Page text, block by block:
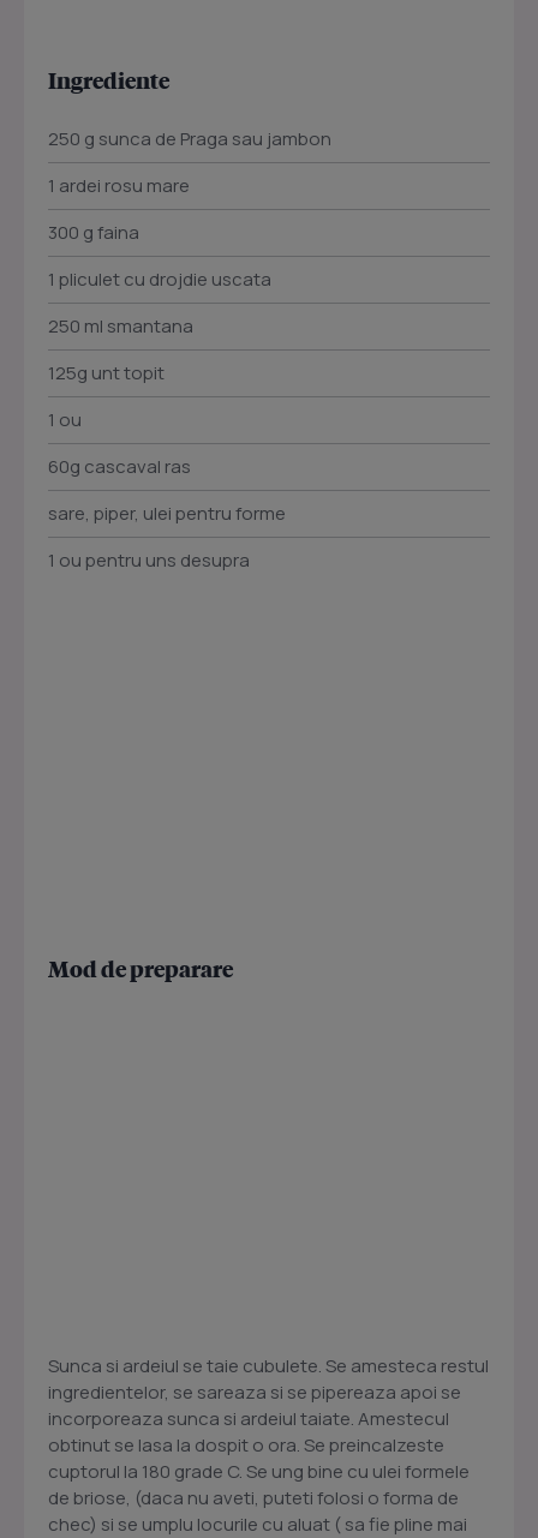
Ingrediente
250 g sunca de Praga sau jambon
1 ardei rosu mare
300 g faina
1 pliculet cu drojdie uscata
250 ml smantana
125g unt topit
1 ou
60g cascaval ras
sare, piper, ulei pentru forme
1 ou pentru uns desupra
Mod de preparare
Sunca si ardeiul se taie cubulete. Se amesteca restul
ingredientelor, se sareaza si se pipereaza apoi se
incorporeaza sunca si ardeiul taiate. Amestecul
obtinut se lasa la dospit o ora. Se preincalzeste
cuptorul la 180 grade C. Se ung bine cu ulei formele
de briose, (daca nu aveti, puteti folosi o forma de
chec) si se umplu locurile cu aluat ( sa fie pline mai